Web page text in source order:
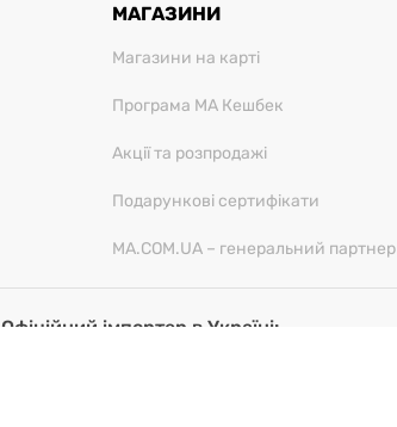
МАГАЗИНИ
Магазини на карті
Програма МА Кешбек
Акції та розпродажі
Подарункові сертифікати
MA.COM.UA – генеральний партнер
Офіційний імпортер в Україні: